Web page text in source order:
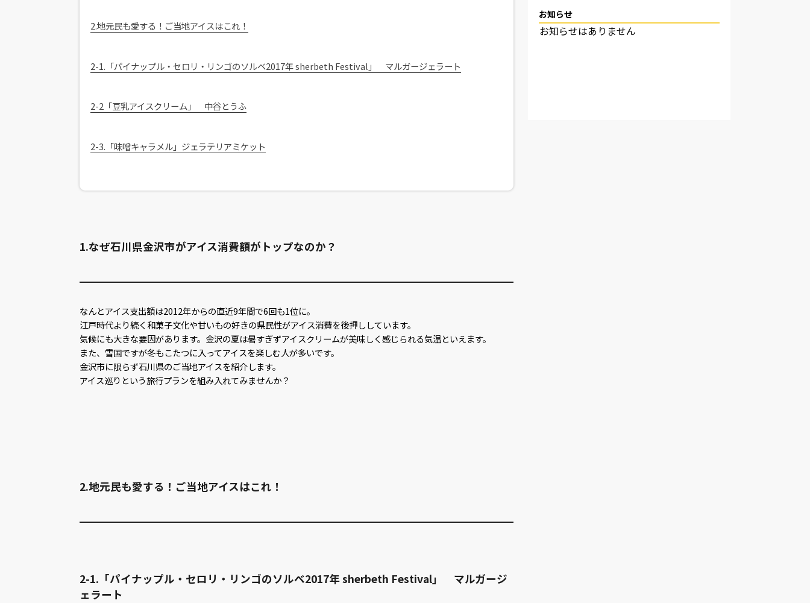
2.地元民も愛する！ご当地アイスはこれ！
2-1.「パイナップル・セロリ・リンゴのソルベ2017年 sherbeth Festival」 マルガージェラート
2-2「豆乳アイスクリーム」 中谷とうふ
2-3.「味噌キャラメル」ジェラテリアミケット
1.なぜ石川県金沢市がアイス消費額がトップなのか？
なんとアイス支出額は2012年からの直近9年間で6回も1位に。
江戸時代より続く和菓子文化や甘いもの好きの県民性がアイス消費を後押ししています。
気候にも大きな要因があります。金沢の夏は暑すぎずアイスクリームが美味しく感じられる気温といえます。
また、雪国ですが冬もこたつに入ってアイスを楽しむ人が多いです。
金沢市に限らず石川県のご当地アイスを紹介します。
アイス巡りという旅行プランを組み入れてみませんか？
2.地元民も愛する！ご当地アイスはこれ！
2-1.「パイナップル・セロリ・リンゴのソルベ2017年 sherbeth Festival」 マルガージ
ェラート
お知らせ
お知らせはありません